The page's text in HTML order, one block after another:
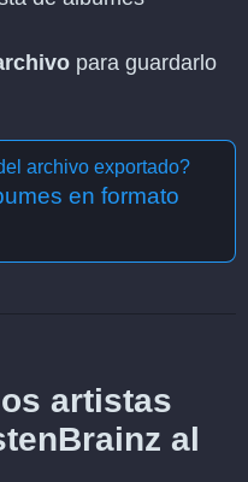
para guardarlo
archivo exportado?
en formato
artistas
al